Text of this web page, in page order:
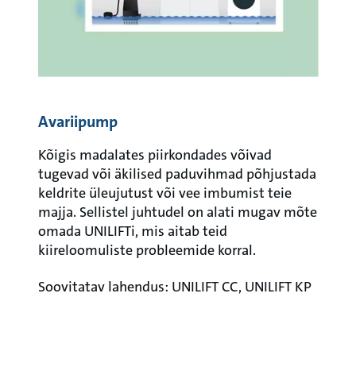
Avariipump
Kõigis madalates piirkondades võivad
tugevad või äkilised paduvihmad põhjustada
keldrite üleujutust või vee imbumist teie
majja. Sellistel juhtudel on alati mugav mõte
omada UNILIFTi, mis aitab teid
kiireloomuliste probleemide korral.
Soovitatav lahendus: UNILIFT CC, UNILIFT KP